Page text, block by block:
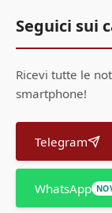
Seguici sui
Ricevi tutte le
smartphone!
Telegram
WhatsApp